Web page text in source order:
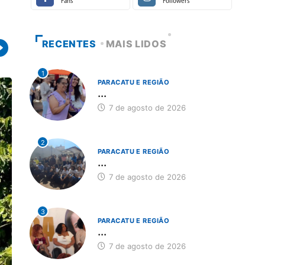
Fans Followers
RECENTES MAIS LIDOS
1
PARACATU E REGIÃO
...
7 de agosto de 2026
2
PARACATU E REGIÃO
...
7 de agosto de 2026
3
PARACATU E REGIÃO
...
7 de agosto de 2026